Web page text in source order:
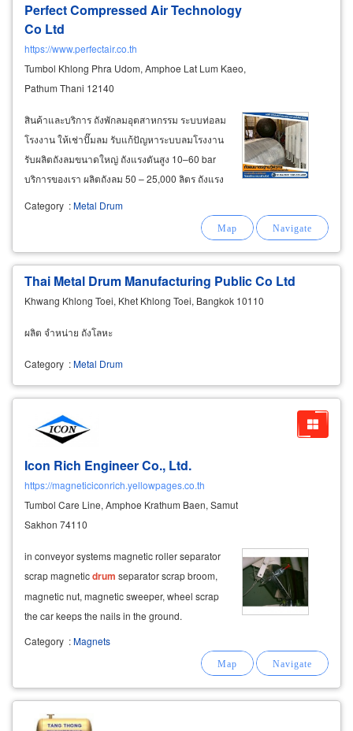
Perfect Compressed Air Technology
Co Ltd
https://www.perfectair.co.th
Tumbol Khlong Phra Udom, Amphoe Lat Lum Kaeo,
Pathum Thani 12140
สินค้าและบริการ ถังพักลมอุตสาหกรรม ระบบท่อลม
โรงงาน ให้เช่าปั๊มลม รับแก้ปัญหาระบบลมโรงงาน
รับผลิตถังลมขนาดใหญ่ ถังแรงดันสูง 10–60 bar
บริการของเรา ผลิตถังลม 50 – 25,000 ลิตร ถังแรง
Category :Metal Drum
Thai Metal Drum Manufacturing Public Co Ltd
Khwang Khlong Toei, Khet Khlong Toei, Bangkok 10110
ผลิต จำหน่าย ถังโลหะ
Category :Metal Drum
Icon Rich Engineer Co., Ltd.
https://magneticiconrich.yellowpages.co.th
Tumbol Care Line, Amphoe Krathum Baen, Samut
Sakhon 74110
in conveyor systems magnetic roller separator
scrap magneticdrum separator scrap broom,
magnetic nut, magnetic sweeper, wheel scrap
the car keeps the nails in the ground.
Category :Magnets